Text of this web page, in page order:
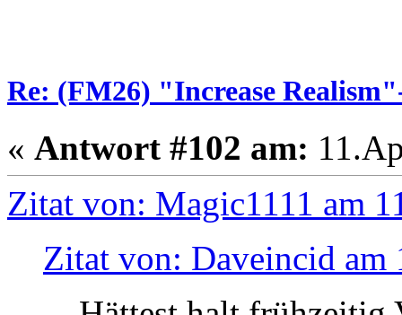
Re: (FM26) "Increase
« Antwort #102 am:
Zitat von: Magic1111 am
Zitat von: Daveincid